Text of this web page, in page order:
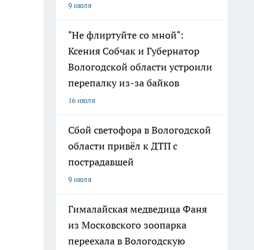
9 июля
"Не флиртуйте со мной":
Ксения Собчак и Губернатор
Вологодской области устроили
перепалку из-за байков
16 июля
Сбой светофора в Вологодской
области привёл к ДТП с
пострадавшей
9 июля
Гималайская медведица Фаня
из Московского зоопарка
переехала в Вологодскую